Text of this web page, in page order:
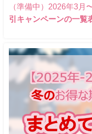
（準備中）2026年3月
引キャンペーンの一覧